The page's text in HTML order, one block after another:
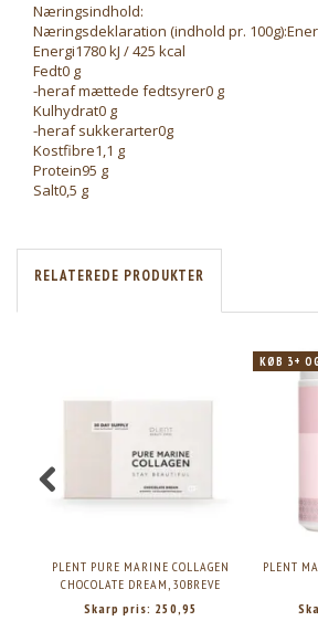
Næringsindhold:
Næringsdeklaration (indhold pr.
Energi1780 kJ / 425 kcal
Fedt0 g
-heraf mættede fedtsyrer0 g
Kulhydrat0 g
-heraf sukkerarter0g
Kostfibre1,1 g
Protein95 g
Salt0,5 g
RELATEREDE PRODUKTER
PLENT PURE MARINE COLLAGEN
CHOCOLATE DREAM, 30BREVE
Skarp pris: 250,95
KØB 3+
PLENT